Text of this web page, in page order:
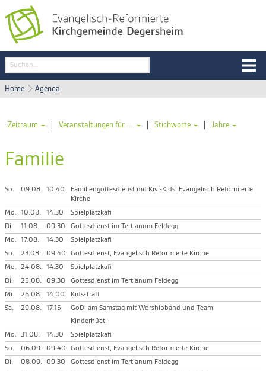
Home Agenda
Zeitraum Veranstaltungen für ... Stichworte Jahre
Familie
So. 09.08. 10.40
Familiengottesdienst mit Kivi-Kids, Evangelisch Reformierte
Kirche
Mo.
10.08. 14.30
Spielplatzkafi
Di.
11.08. 09.30
Gottesdienst im Tertianum Feldegg
Mo.
17.08. 14.30
Spielplatzkafi
So.
23.08. 09.40
Gottesdienst, Evangelisch Reformierte Kirche
Mo.
24.08. 14.30
Spielplatzkafi
Di.
25.08. 09.30
Gottesdienst im Tertianum Feldegg
Mi.
26.08. 14.00
Kids-Träff
Sa.
29.08. 17.15
GoDi am Samstag mit Worshipband und Team
Kinderhüeti
Mo.
31.08. 14.30
Spielplatzkafi
So.
06.09. 09.40
Gottesdienst, Evangelisch Reformierte Kirche
Di.
08.09. 09.30
Gottesdienst im Tertianum Feldegg